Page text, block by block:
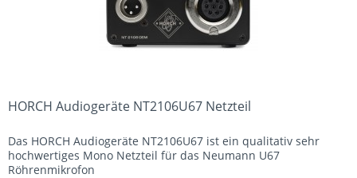
HORCH Audiogeräte NT2106U67 Netzteil
Das HORCH Audiogeräte NT2106U67 ist ein qualitativ sehr
hochwertiges Mono Netzteil für das Neumann U67
Röhrenmikrofon